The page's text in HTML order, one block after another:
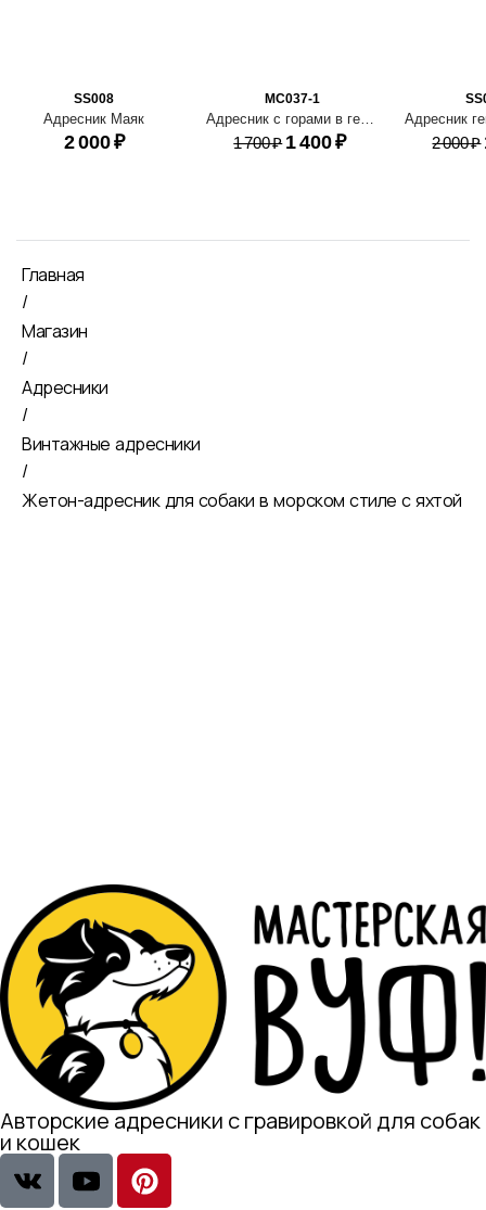
SS008
Адресник Маяк
2 000₽
MC037-1
1 700₽ 1 400₽ 2 000₽
Главная
/
Магазин
/
Адресники
/
Винтажные адресники
/
Жетон-адресник для собаки в морском стиле с яхтой
Авторские адресники с гравировкой для собак
и кошек